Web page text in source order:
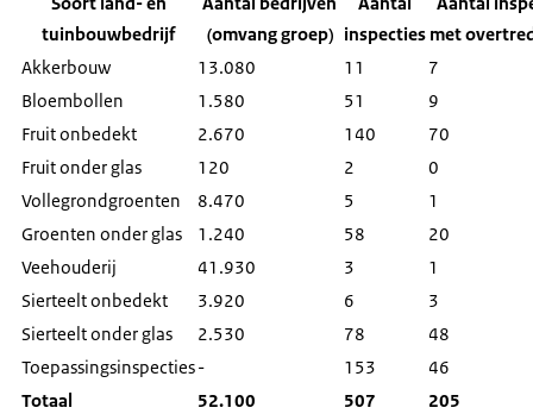
tuinbouwbedrijf
(omvang groep) inspecties met
Akkerbouw
13.080 11
7
Bloembollen
1.580 51
9
Fruit onbedekt
2.670 140
70
Fruit onder glas
120 2
0
Vollegrondgroenten
8.470 5
1
Groenten onder glas
1.240 58
20
Veehouderij
41.930 3
1
Sierteelt onbedekt
3.920 6
3
Sierteelt onder glas
2.530 78
48
Toepassingsinspecties- 153
46
Totaal
52.100 507 205